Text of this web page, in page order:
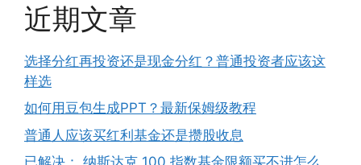
近期文章
选择分红再投资还是现金分红？普通投资者应该这
样选
如何用豆包生成PPT？最新保姆级教程
普通人应该买红利基金还是攒股收息